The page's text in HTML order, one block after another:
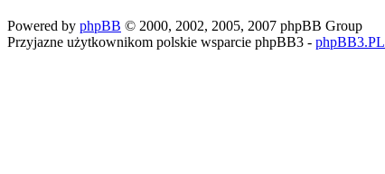
Powered by phpBB © 2000, 2002, 2005, 2007 phpBB Group
Przyjazne użytkownikom polskie wsparcie phpBB3 - phpBB3.PL